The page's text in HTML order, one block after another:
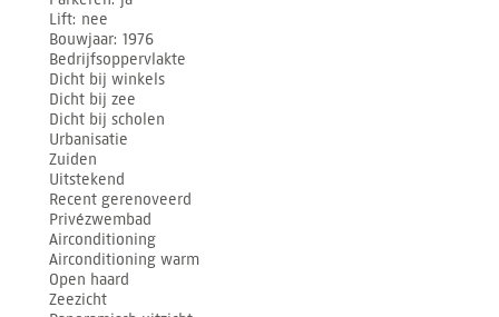
Lift nee
Bouwjaar 1976
Bedrijfsoppervlakte
Dicht bij winkels
Dicht bij zee
Dicht bij scholen
Urbanisatie
Zuiden
Uitstekend
Recent gerenoveerd
Privézwembad
Airconditioning
Airconditioning warm
Open haard
Zeezicht